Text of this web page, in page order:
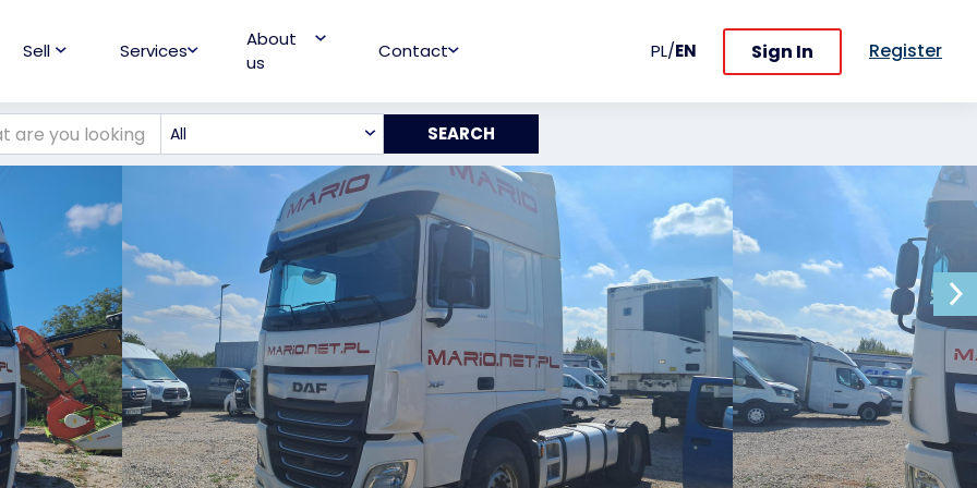
Sell Services
About
us
Contact PL/EN Sign In Register
All